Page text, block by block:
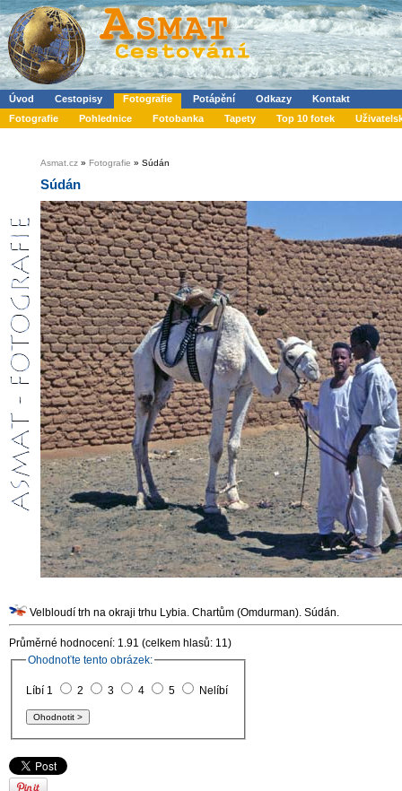
Úvod Cestopisy Fotografie Potápění Odkazy
Kontakt
Fotografie
Pohlednice Fotobanka Tapety Top 10 fotek
Asmat.cz » Fotografie » Súdán
Súdán
Velbloudí trh na okraji trhu Lybia. Chartům (Omdurman). Súdán.
Průměrné hodnocení: 1.91 (celkem hlasů: 11)
Ohodnoťte tento obrázek:
Líbí 1 2 3 4 5 Nelíbí